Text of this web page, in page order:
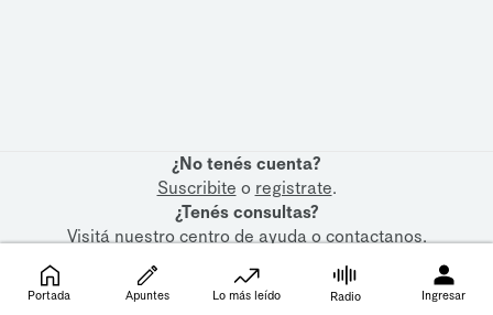
¿No tenés cuenta?
Suscribite o registrate.
¿Tenés consultas?
Visitá nuestrocentro de ayudaocontactanos.
Portada Apuntes Lo más leído Radio Ingresar